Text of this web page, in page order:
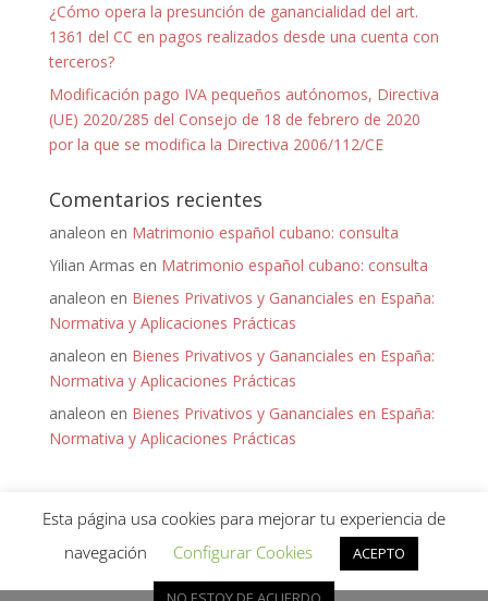
¿Cómo opera la presunción de ganancialidad del art.
1361 del CC en pagos realizados desde una cuenta con
terceros?
Modificación pago IVA pequeños autónomos, Directiva
(UE) 2020/285 del Consejo de 18 de febrero de 2020
por la que se modifica la Directiva 2006/112/CE
Comentarios recientes
analeon en Matrimonio español cubano: consulta
Yilian Armas en Matrimonio español cubano: consulta
analeon en Bienes Privativos y Gananciales en España:
Normativa y Aplicaciones Prácticas
analeon en Bienes Privativos y Gananciales en España:
Normativa y Aplicaciones Prácticas
analeon en Bienes Privativos y Gananciales en España:
Normativa y Aplicaciones Prácticas
Diseñado porKeep it Virtualpara Ana León - 2020 -
Esta página usa cookies para mejorar tu experiencia de
navegación
Configurar Cookies ACEPTO
¡Hola! ¿Puedo ayudarte?